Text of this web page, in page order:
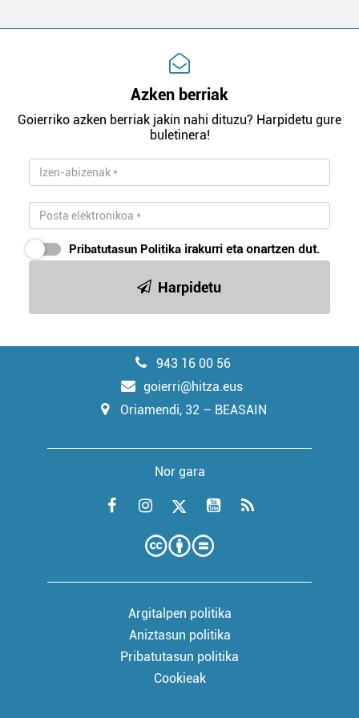
Azken berriak
Goierriko azken berriak jakin nahi dituzu? Harpidetu gure
buletinera!
Pribatutasun Politika irakurri eta onartzen dut.
Harpidetu
943 16 00 56
goierri@hitza.eus
Oriamendi, 32 – BEASAIN
Nor gara
Argitalpen politika
Aniztasun politika
Pribatutasun politika
Cookieak